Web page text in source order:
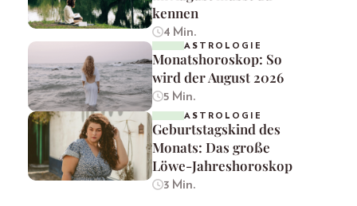
kennen
4 Min.
ASTROLOGIE
Monatshoroskop: So
wird der August 2026
5 Min.
ASTROLOGIE
Geburtstagskind des
Monats: Das große
Löwe-Jahreshoroskop
3 Min.